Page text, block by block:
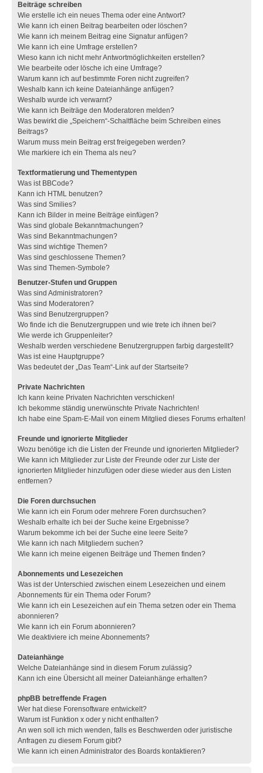
Beiträge schreiben
Wie erstelle ich ein neues Thema oder eine Antwort?
Wie kann ich einen Beitrag bearbeiten oder löschen?
Wie kann ich meinem Beitrag eine Signatur anfügen?
Wie kann ich eine Umfrage erstellen?
Wieso kann ich nicht mehr Antwortmöglichkeiten erstellen?
Wie bearbeite oder lösche ich eine Umfrage?
Warum kann ich auf bestimmte Foren nicht zugreifen?
Weshalb kann ich keine Dateianhänge anfügen?
Weshalb wurde ich verwarnt?
Wie kann ich Beiträge den Moderatoren melden?
Was bewirkt die „Speichern“-Schaltfläche beim Schreiben eines
Beitrags?
Warum muss mein Beitrag erst freigegeben werden?
Wie markiere ich ein Thema als neu?
Textformatierung und Thementypen
Was ist BBCode?
Kann ich HTML benutzen?
Was sind Smilies?
Kann ich Bilder in meine Beiträge einfügen?
Was sind globale Bekanntmachungen?
Was sind Bekanntmachungen?
Was sind wichtige Themen?
Was sind geschlossene Themen?
Was sind Themen-Symbole?
Benutzer-Stufen und Gruppen
Was sind Administratoren?
Was sind Moderatoren?
Was sind Benutzergruppen?
Wo finde ich die Benutzergruppen und wie trete ich ihnen bei?
Wie werde ich Gruppenleiter?
Weshalb werden verschiedene Benutzergruppen farbig dargestellt?
Was ist eine Hauptgruppe?
Was bedeutet der „Das Team“-Link auf der Startseite?
Private Nachrichten
Ich kann keine Privaten Nachrichten verschicken!
Ich bekomme ständig unerwünschte Private Nachrichten!
Ich habe eine Spam-E-Mail von einem Mitglied dieses Forums erhalten!
Freunde und ignorierte Mitglieder
Wozu benötige ich die Listen der Freunde und ignorierten Mitglieder?
Wie kann ich Mitglieder zur Liste der Freunde oder zur Liste der
ignorierten Mitglieder hinzufügen oder diese wieder aus den Listen
entfernen?
Die Foren durchsuchen
Wie kann ich ein Forum oder mehrere Foren durchsuchen?
Weshalb erhalte ich bei der Suche keine Ergebnisse?
Warum bekomme ich bei der Suche eine leere Seite?
Wie kann ich nach Mitgliedern suchen?
Wie kann ich meine eigenen Beiträge und Themen finden?
Abonnements und Lesezeichen
Was ist der Unterschied zwischen einem Lesezeichen und einem
Abonnements für ein Thema oder Forum?
Wie kann ich ein Lesezeichen auf ein Thema setzen oder ein Thema
abonnieren?
Wie kann ich ein Forum abonnieren?
Wie deaktiviere ich meine Abonnements?
Dateianhänge
Welche Dateianhänge sind in diesem Forum zulässig?
Kann ich eine Übersicht all meiner Dateianhänge erhalten?
phpBB betreffende Fragen
Wer hat diese Forensoftware entwickelt?
Warum ist Funktion x oder y nicht enthalten?
An wen soll ich mich wenden, falls es Beschwerden oder juristische
Anfragen zu diesem Forum gibt?
Wie kann ich einen Administrator des Boards kontaktieren?